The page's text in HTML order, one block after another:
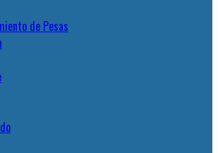
de Pesas